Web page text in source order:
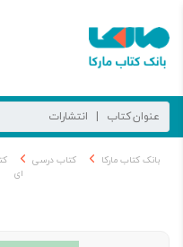
بانک کتاب مارکا کتاب درسی
ای